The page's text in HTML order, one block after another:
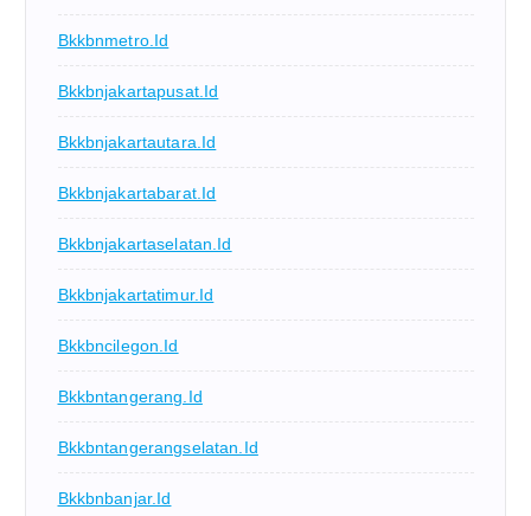
Bkkbnmetro.id
Bkkbnjakartapusat.id
Bkkbnjakartautara.id
Bkkbnjakartabarat.id
Bkkbnjakartaselatan.id
Bkkbnjakartatimur.id
Bkkbncilegon.id
Bkkbntangerang.id
Bkkbntangerangselatan.id
Bkkbnbanjar.id